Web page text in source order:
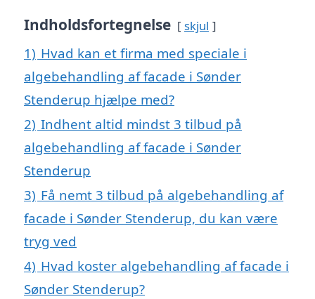
Indholdsfortegnelse skjul
1) Hvad kan et firma med speciale i
algebehandling af facade i Sønder
Stenderup hjælpe med?
2) Indhent altid mindst 3 tilbud på
algebehandling af facade i Sønder
Stenderup
3) Få nemt 3 tilbud på algebehandling af
facade i Sønder Stenderup, du kan være
tryg ved
4) Hvad koster algebehandling af facade i
Sønder Stenderup?